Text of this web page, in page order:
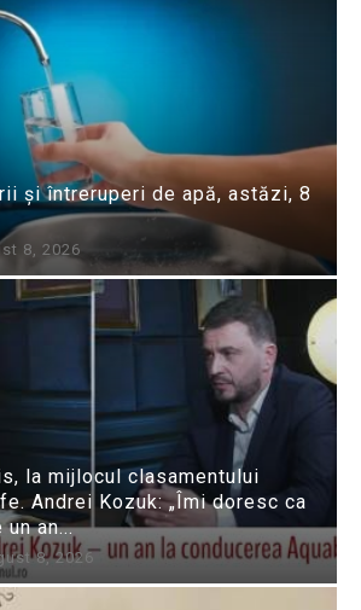
și întreruperi de apă, astăzi, 8
8, 2026
la mijlocul clasamentului
Andrei Kozuk: „Îmi doresc ca
an...
8, 2026